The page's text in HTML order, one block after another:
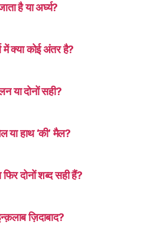
है या अर्घ्य?
क्या कोई अंतर है?
दोनों सही?
या हाथ ‘की’ मैल?
दोनों शब्द सही हैं?
ज़िदाबाद?